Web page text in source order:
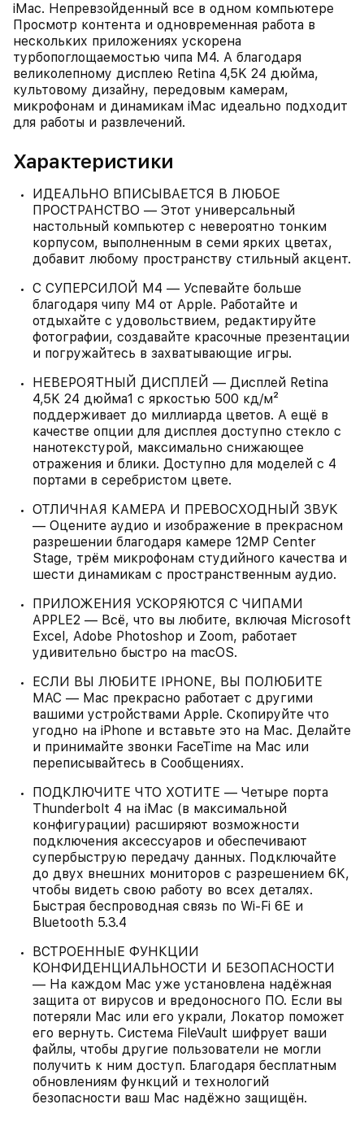
iMac. Непревзойденный все в одном компьютере
Просмотр контента и одновременная работа в
нескольких приложениях ускорена
турбопоглощаемостью чипа М4. А благодаря
великолепному дисплею Retina 4,5K 24 дюйма,
культовому дизайну, передовым камерам,
микрофонам и динамикам iMac идеально подходит
для работы и развлечений.
Характеристики
ИДЕАЛЬНО ВПИСЫВАЕТСЯ В ЛЮБОЕ
ПРОСТРАНСТВО — Этот универсальный
настольный компьютер с невероятно тонким
корпусом, выполненным в семи ярких цветах,
добавит любому пространству стильный акцент.
С СУПЕРСИЛОЙ M4 — Успевайте больше
благодаря чипу M4 от Apple. Работайте и
отдыхайте с удовольствием, редактируйте
фотографии, создавайте красочные презентации
и погружайтесь в захватывающие игры.
НЕВЕРОЯТНЫЙ ДИСПЛЕЙ — Дисплей Retina
4,5K 24 дюйма1 c яркостью 500 кд/м²
поддерживает до миллиарда цветов. А ещё в
качестве опции для дисплея доступно стекло с
нанотекстурой, максимально снижающее
отражения и блики. Доступно для моделей с 4
портами в серебристом цвете.
ОТЛИЧНАЯ КАМЕРА И ПРЕВОСХОДНЫЙ ЗВУК
— Оцените аудио и изображение в прекрасном
разрешении благодаря камере 12MP Center
Stage, трём микрофонам студийного качества и
шести динамикам с пространственным аудио.
ПРИЛОЖЕНИЯ УСКОРЯЮТСЯ С ЧИПАМИ
APPLE2 — Всё, что вы любите, включая Microsoft
Excel, Adobe Photoshop и Zoom, работает
удивительно быстро на macOS.
ЕСЛИ ВЫ ЛЮБИТЕ IPHONE, ВЫ ПОЛЮБИТЕ
MAC — Mac прекрасно работает с другими
вашими устройствами Apple. Скопируйте что
угодно на iPhone и вставьте это на Mac. Делайте
и принимайте звонки FaceTime на Mac или
переписывайтесь в Сообщениях.
ПОДКЛЮЧИТЕ ЧТО ХОТИТЕ — Четыре порта
Thunderbolt 4 на iMac (в максимальной
конфигурации) расширяют возможности
подключения аксессуаров и обеспечивают
супербыструю передачу данных. Подключайте
до двух внешних мониторов с разрешением 6K,
чтобы видеть свою работу во всех деталях.
Быстрая беспроводная связь по Wi‑Fi 6E и
Bluetooth 5.3.4
ВСТРОЕННЫЕ ФУНКЦИИ
КОНФИДЕНЦИАЛЬНОСТИ И БЕЗОПАСНОСТИ
— На каждом Mac уже установлена надёжная
защита от вирусов и вредоносного ПО. Если вы
потеряли Mac или его украли, Локатор поможет
его вернуть. Система FileVault шифрует ваши
файлы, чтобы другие пользователи не могли
получить к ним доступ. Благодаря бесплатным
обновлениям функций и технологий
безопасности ваш Mac надёжно защищён.